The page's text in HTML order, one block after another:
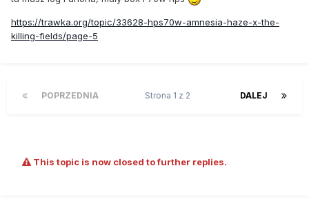
https://trawka.org/topic/33628-hps70w-amnesia-haze-x-the-
killing-fields/page-5
POPRZEDNIA DALEJ
Strona 1 z 2
This topic is now closed to further replies.